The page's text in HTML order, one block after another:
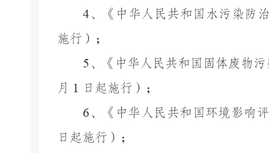
4、《中华人民共和国水污染防
施行）；
5 、《中华人民共和国固体废物
月
1
日起施行）；
6、《中华人民共和国环境影响
日起施行）；